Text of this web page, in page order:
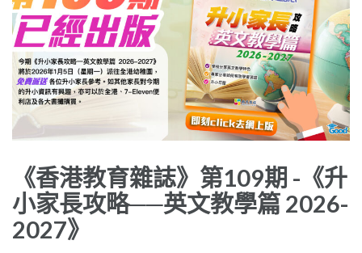
《香港教育雜誌》第109期 -《升
小家長攻略──英文教學篇 2026-
2027》